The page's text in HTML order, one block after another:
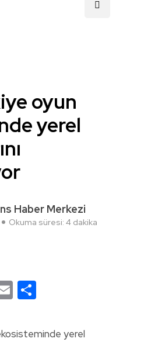
oyun
yerel
Haber Merkezi
Okuma süresi: 4 dakika
Email